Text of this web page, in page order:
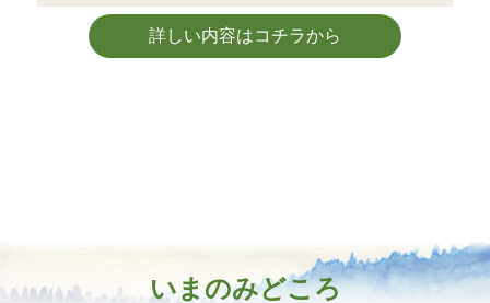
詳しい内容はコチラから
いまのみどころ